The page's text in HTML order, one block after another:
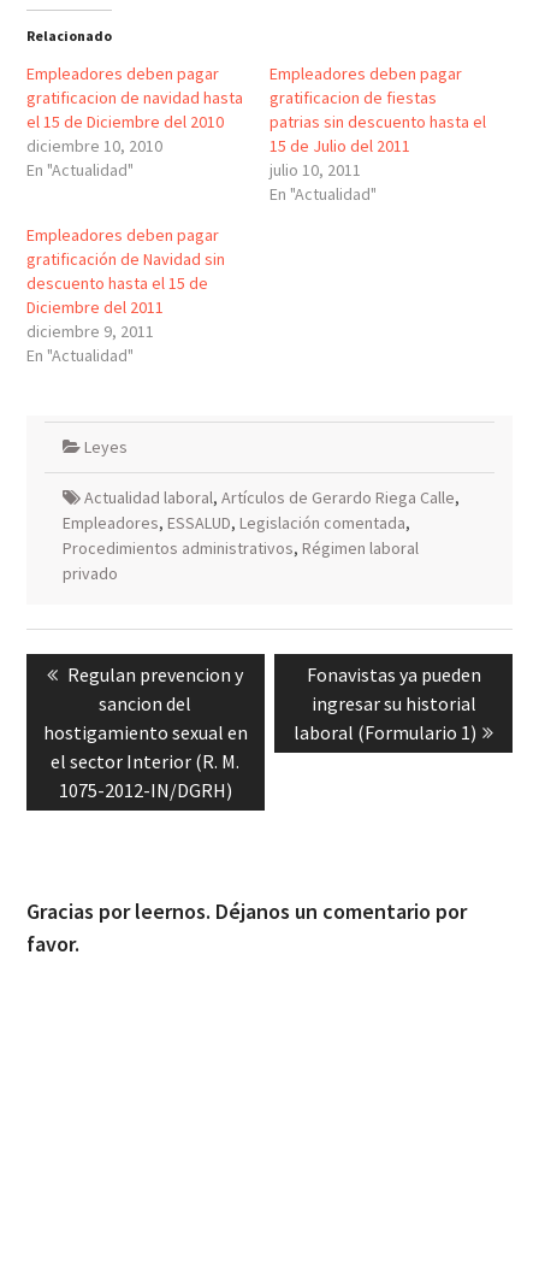
Relacionado
Empleadores deben pagar
gratificacion de navidad hasta
el 15 de Diciembre del 2010
diciembre 10, 2010
En "Actualidad"
Empleadores deben pagar
gratificacion de fiestas
patrias sin descuento hasta el
15 de Julio del 2011
julio 10, 2011
En "Actualidad"
Empleadores deben pagar
gratificación de Navidad sin
descuento hasta el 15 de
Diciembre del 2011
diciembre 9, 2011
En "Actualidad"
Leyes
Actualidad laboral, Artículos de Gerardo Riega Calle,
Empleadores, ESSALUD, Legislación comentada,
Procedimientos administrativos, Régimen laboral
privado
Navegación
de
entradas
Previous
post:
Regulan prevencion y
sancion del
hostigamiento sexual en
el sector Interior (R. M.
1075-2012-IN/DGRH)
Next
post:
Fonavistas ya pueden
ingresar su historial
laboral (Formulario 1)
Gracias por leernos. Déjanos un comentario por
favor.